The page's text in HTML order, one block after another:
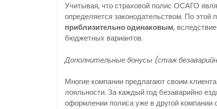
Учитывая, что страховой полис ОСАГО
определяется законодательством. По этой
приблизительно одинаковым,
бюджетных вариантов.
Дополнительные бонусы (стаж
Многие компании предлагают своим
лояльности. За каждый год безаварийно
оформлении полиса уже в другой